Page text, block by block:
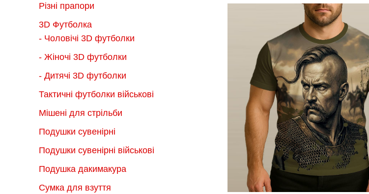
Різні прапори
3D Футболка
- Чоловічі 3D футболки
- Жіночі 3D футболки
- Дитячі 3D футболки
Тактичні футболки військові
Мішені для стрільби
Подушки сувенірні
Подушки сувенірні військові
Подушка дакимакура
Сумка для взуття